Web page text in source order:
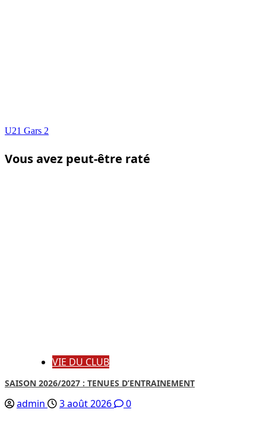
U21 Gars 2
Vous avez peut-être raté
VIE DU CLUB
SAISON 2026/2027 : TENUES D’ENTRAINEMENT
admin 3 août 2026 0